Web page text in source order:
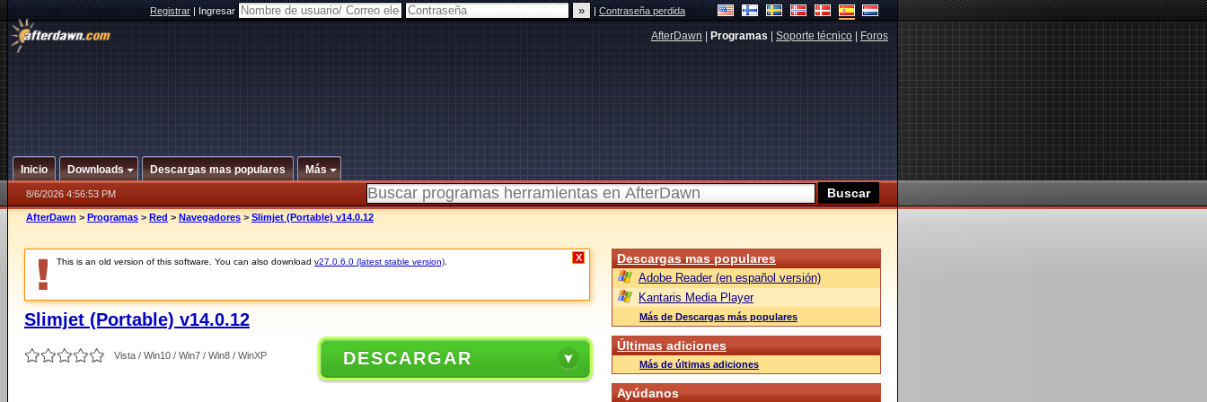
Registrar|Ingresar |Contraseña perdida
AfterDawn Programas Soporte técnico Foros
Inicio Downloads Descargas mas populares Más
8/6/2026 4:56:53 PM
AfterDawn > Programas > Red > Navegadores > Slimjet (Portable) v14.0.12
This is an old version of this software. You can also download v27.0.6.0 (latest stable version) X
Slimjet (Portable) v14.0.12
Vista / Win10 / Win7 / Win8 / WinXP DESCARGAR
Descargas mas populares
Adobe Reader (en español versión)
Kantaris Media Player
Más de Descargas más populares
Últimas adiciones
Más de últimas adiciones
Ayúdanos